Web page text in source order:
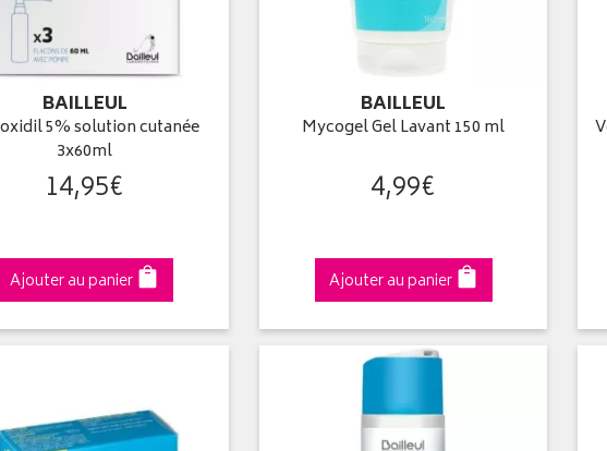
BAILLEUL
5% solution cutanée
3x60ml
14,95€
Ajouter au panier
BAILLEUL
Mycogel Gel Lavant 150 ml
4,99€
Ajouter au panier